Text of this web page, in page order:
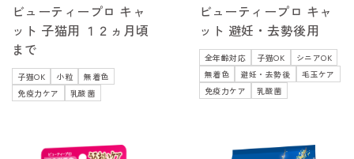
ビューティープロ キャ
ット 子猫用 １２ヵ月頃
まで
子猫OK 小粒
無着色
免疫力ケア
乳酸菌
ビューティープロ キャ
ット 避妊・去勢後用
全年齢対応 子猫OK
シニアOK
無着色
避妊・去勢後
毛玉ケア
免疫力ケア
乳酸菌